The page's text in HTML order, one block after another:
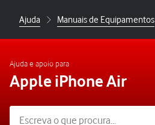
Ajuda Manuais de Equipamentos
Ajuda e apoio para
Apple iPhone Air